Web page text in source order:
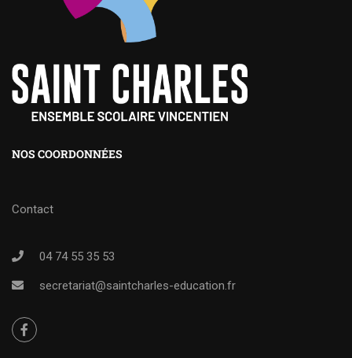
NOS COORDONNÉES
Contact
04 74 55 35 53
secretariat@saintcharles-education.fr